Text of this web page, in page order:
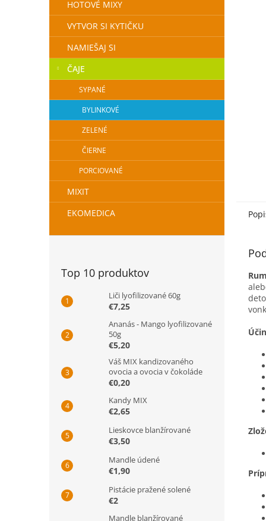
HOTOVÉ MIXY
VYTVOR SI KYTIČKU
NAMIEŠAJ SI
ČAJE
SYPANÉ
BYLINKOVÉ
ZELENÉ
ČIERNE
PORCIOVANÉ
MIXIT
EKOMEDICA
Top 10 produktov
Liči lyofilizované 60g
€7,25
Ananás - Mango lyofilizované
50g
€5,20
Váš MIX kandizovaného
ovocia a ovocia v čokoláde
€0,20
Kandy MIX
€2,65
Lieskovce blanžírované
€3,50
Mandle údené
€1,90
Pistácie pražené solené
€2
Mandle blanžírované